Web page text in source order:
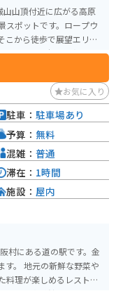
山頂付近に広がる高原
スポットです。ロープウ
こから徒歩で展望エリア
一目百万本」と称される
広がるなど、四季ごと
もあり、景色を眺めなが
スでき、駐車場もあるた
を楽しんだ後に、絶景と
お気に入り
村にある道の駅です。金
菜や
料理が楽しめるレストラ
駐車： 駐車場あり
予算： 無料
混雑： 普通
滞在： 1時間
施設： 屋内